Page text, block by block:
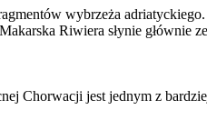
wybrzeża
Riwiera słynie głównie
Chorwacji jest jednym z